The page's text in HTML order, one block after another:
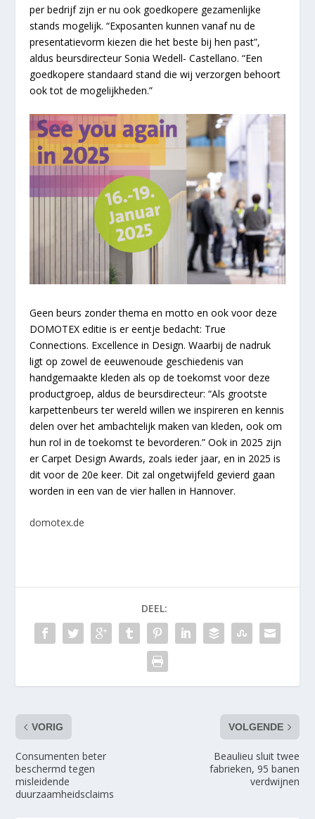
per bedrijf zijn er nu ook goedkopere gezamenlijke
stands mogelijk. “Exposanten kunnen vanaf nu de
presentatievorm kiezen die het beste bij hen past”,
aldus beursdirecteur Sonia Wedell- Castellano. “Een
goedkopere standaard stand die wij verzorgen behoort
ook tot de mogelijkheden.”
Geen beurs zonder thema en motto en ook voor deze
DOMOTEX editie is er eentje bedacht: True
Connections. Excellence in Design. Waarbij de nadruk
ligt op zowel de eeuwenoude geschiedenis van
handgemaakte kleden als op de toekomst voor deze
productgroep, aldus de beursdirecteur: “Als grootste
karpettenbeurs ter wereld willen we inspireren en kennis
delen over het ambachtelijk maken van kleden, ook om
hun rol in de toekomst te bevorderen.” Ook in 2025 zijn
er Carpet Design Awards, zoals ieder jaar, en in 2025 is
dit voor de 20e keer. Dit zal ongetwijfeld gevierd gaan
worden in een van de vier hallen in Hannover.
domotex.de
DEEL:
VORIG
Consumenten beter
beschermd tegen
misleidende
duurzaamheidsclaims
VOLGENDE
Beaulieu sluit twee
fabrieken, 95 banen
verdwijnen